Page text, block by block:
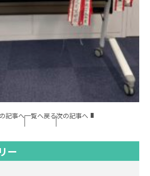
記事へ一覧へ戻る次の記事へ
ー